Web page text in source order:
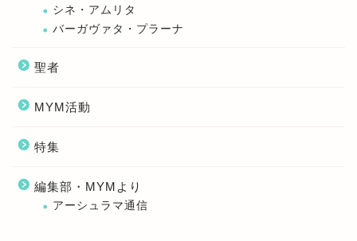
シネ・アムリタ
バーガヴァタ・プラーナ
聖者
MYM活動
特集
編集部・MYMより
アーシュラマ通信